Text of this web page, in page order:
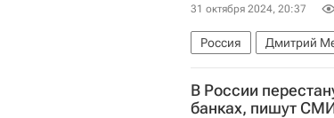
31 октября 2024, 20:37
Россия Дмитрий
В России
банках, пишут